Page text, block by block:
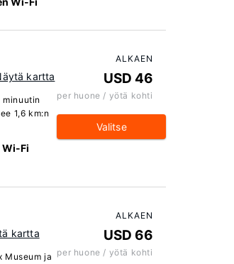
kartta
minuutin
1,6 km:n
Wi-Fi
ALKAEN
USD 46
per huone / yötä kohti
Valitse
kartta
Museum ja
ALKAEN
USD 66
per huone / yötä kohti